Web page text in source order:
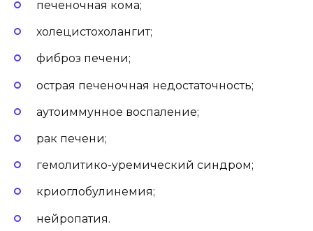
печеночная кома;
холецистохолангит;
фиброз печени;
острая печеночная недостаточность;
аутоиммунное воспаление;
рак печени;
гемолитико-уремический синдром;
криоглобулинемия;
нейропатия.